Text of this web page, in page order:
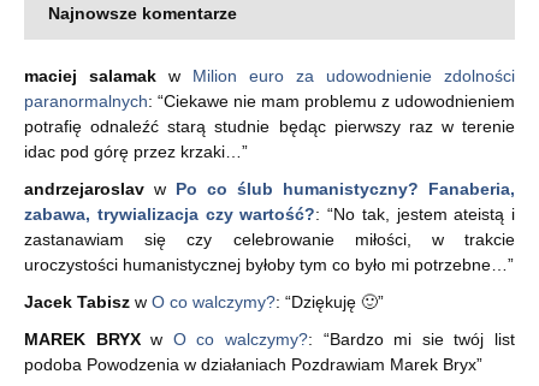
Najnowsze komentarze
maciej salamak w Milion euro za udowodnienie zdolności
paranormalnych: “Ciekawe nie mam problemu z udowodnieniem
potrafię odnaleźć starą studnie będąc pierwszy raz w terenie
idac pod górę przez krzaki…”
andrzejaroslav w Po co ślub humanistyczny? Fanaberia,
zabawa, trywializacja czy wartość?: “No tak, jestem ateistą i
zastanawiam się czy celebrowanie miłości, w trakcie
uroczystości humanistycznej byłoby tym co było mi potrzebne… ”
Jacek Tabisz w O co walczymy?: “Dziękuję 🙂”
MAREK BRYXw O co walczymy?: “Bardzo mi sie twój list
podoba Powodzenia w działaniach Pozdrawiam Marek Bryx”